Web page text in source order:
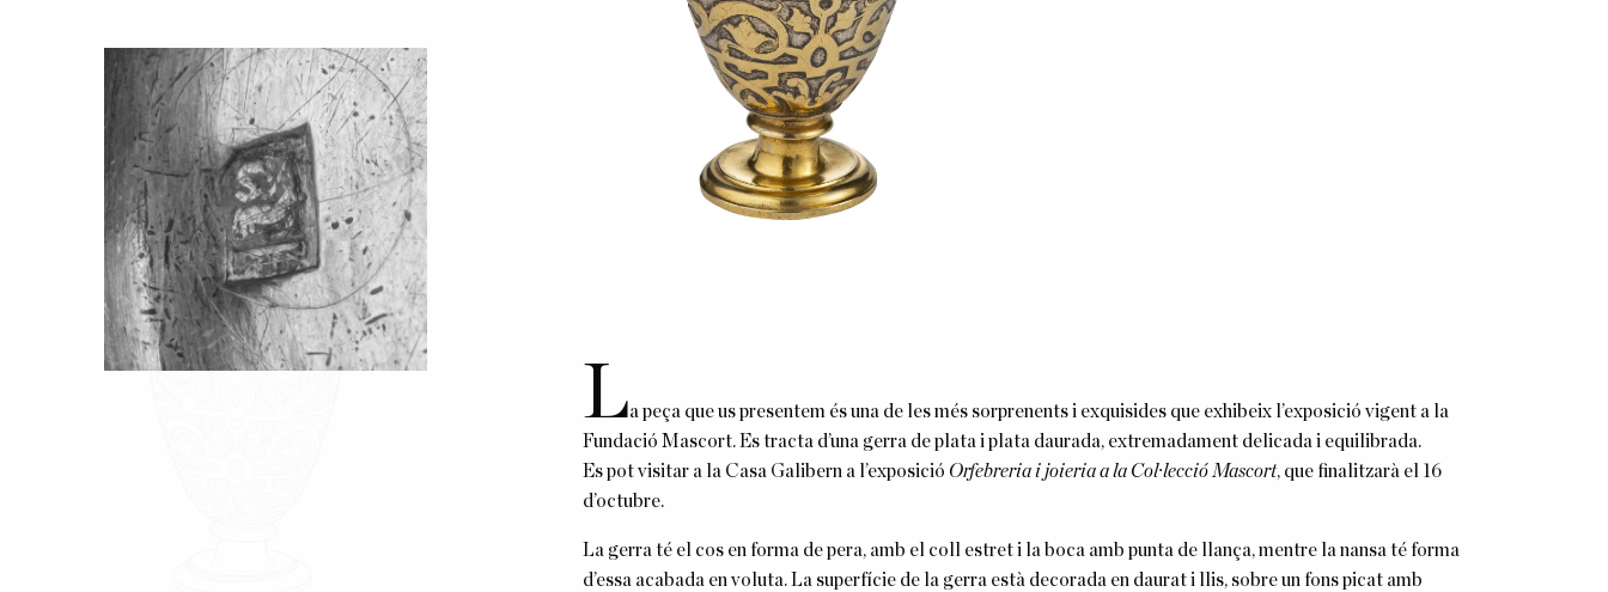
La peça que us presentem és una de les més sorprenents i exquisides que exhibeix l’exposició vigent a la
Fundació Mascort. Es tracta d’una gerra de plata i plata daurada, extremadament delicada i equilibrada.
Es pot visitar a la Casa Galibern a l’exposició Orfebreria i joieria a la Col·lecció Mascort, que finalitzarà el 16
d’octubre.
La gerra té el cos en forma de pera, amb el coll estret i la boca amb punta de llança, mentre la nansa té forma
d’essa acabada en voluta. La superfície de la gerra està decorada en daurat i llis, sobre un fons picat amb